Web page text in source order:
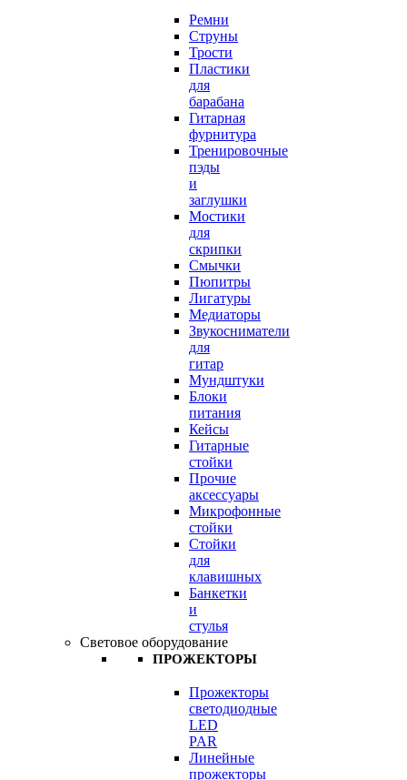
Ремни
Струны
Трости
Пластики
для
барабана
Гитарная
фурнитура
Тренировочные
пэды
и
заглушки
Мостики
для
скрипки
Смычки
Пюпитры
Лигатуры
Медиаторы
Звукосниматели
для
гитар
Мундштуки
Блоки
питания
Кейсы
Гитарные
стойки
Прочие
аксессуары
Микрофонные
стойки
Стойки
для
клавишных
Банкетки
и
стулья
Световое оборудование
ПРОЖЕКТОРЫ
Прожекторы
светодиодные
LED
PAR
Линейные
прожекторы